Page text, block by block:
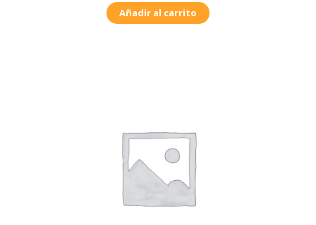
Añadir al carrito